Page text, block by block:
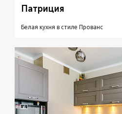
Патриция
Белая кухня в стиле Прованс
Подробнее